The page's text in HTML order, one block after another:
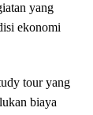
yang
ekonomi
tour yang
biaya